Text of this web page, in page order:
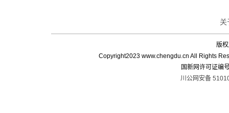
关
版
Copyright2023 www.chengdu.cn All Rights
国新网许可证编
川公网安备